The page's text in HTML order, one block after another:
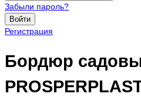
Забыли пароль?
Войти
Регистрация
Бордюр